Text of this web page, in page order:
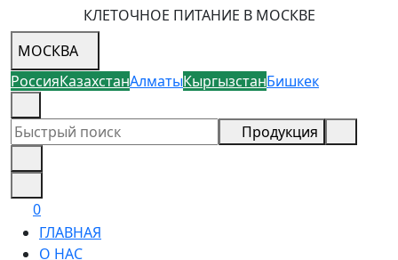
КЛЕТОЧНОЕ ПИТАНИЕ В МОСКВЕ
МОСКВА
РоссияКазахстанАлматыКыргызстанБишкек
Продукция
0
ГЛАВНАЯ
О НАС